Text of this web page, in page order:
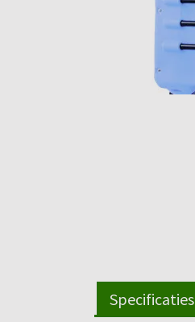
Specificaties